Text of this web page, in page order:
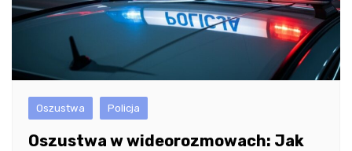
Oszustwa Policja
Oszustwa w wideorozmowach: Jak